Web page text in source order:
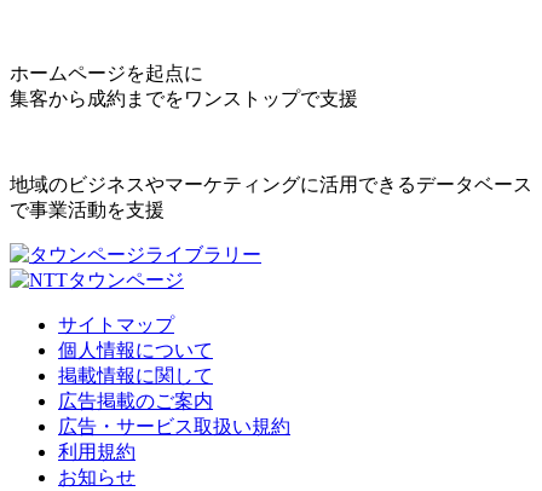
ホームページを起点に
集客から成約までをワンストップで支援
地域のビジネスやマーケティングに活用できるデータベース
で事業活動を支援
サイトマップ
個人情報について
掲載情報に関して
広告掲載のご案内
広告・サービス取扱い規約
利用規約
お知らせ